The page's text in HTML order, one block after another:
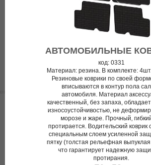
АВТОМОБИЛЬНЫЕ
код: 0331
Материал: резина. В комплекте:
Резиновые коврики по своей
вписываются в контур пола
автомобиля. Материал
качественный, без запаха,
износоустойчивостью, не
морозе и жаре. Прочный,
протирается. Водительский коврик
специальным слоем усиленной
пятку (толстая рельефная
что гарантирует надежную
протирания.